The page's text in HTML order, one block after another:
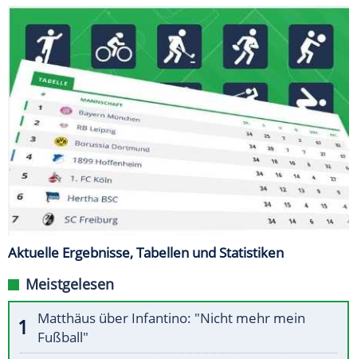
Aktuelle Ergebnisse, Tabellen und Statistiken
Meistgelesen
Matthäus über Infantino: "Nicht mehr mein
Fußball"